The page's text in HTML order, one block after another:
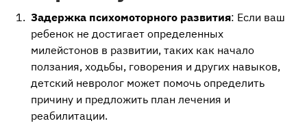
Задержка психомоторного развития: Если ваш
ребенок не достигает определенных
милейстонов в развитии, таких как начало
ползания, ходьбы, говорения и других навыков,
детский невролог может помочь определить
причину и предложить план лечения и
реабилитации.